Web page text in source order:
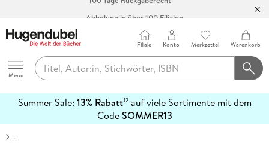
Abholung in über 100 Filialen
Hugendubel
Menu
Filiale Konto Merkzettel Warenkorb
Summer Sale: 13% Rabatt12auf viele Sortimente mit dem
CodeSOMMER13
erfahren
…